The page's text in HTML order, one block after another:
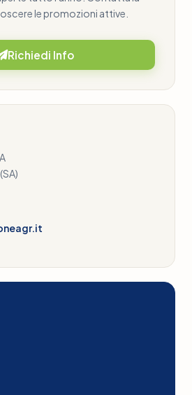
le promozioni attive.
Richiedi Info